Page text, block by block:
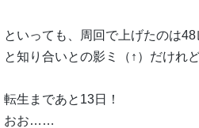
といっても、周回で上げたのは
と知り合いとの影ミ（↑）だけれど
転生まであと13日！
おお……